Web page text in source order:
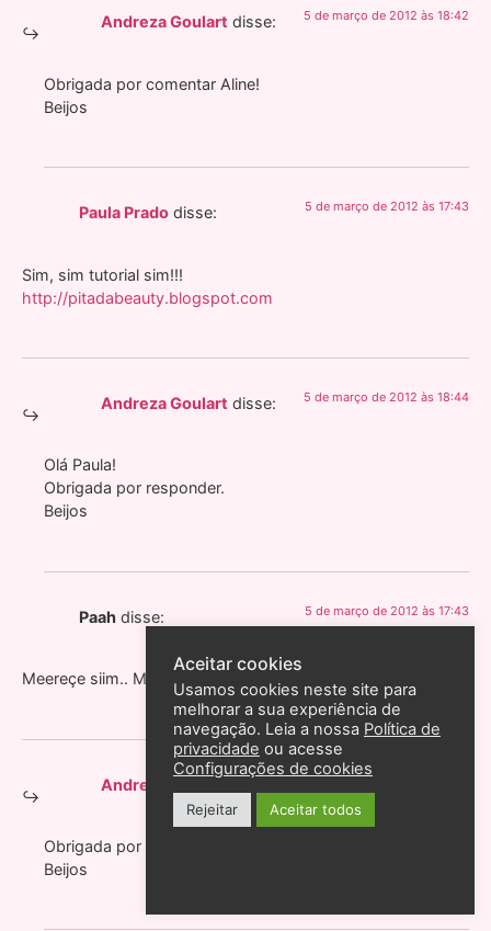
Andreza Goulart disse: 5 de março de 2012 às 18:42
Obrigada por comentar Aline!
Beijos
Paula Prado disse: 5 de março de 2012 às 17:43
Sim, sim tutorial sim!!!
http://pitadabeauty.blogspot.com
Andreza Goulart disse: 5 de março de 2012 às 18:44
Olá Paula!
Obrigada por responder.
Beijos
Paah disse: 5 de março de 2012 às 17:43
Meereçe siim.. Make liinda, adoooro vc!! =D
Andreza Goulart 5 de março de 2012 às 18:45
Obrigada por responder.
Beijos
Aceitar cookies
Usamos cookies neste site para
melhorar a sua experiência de
navegação. Leia a nossa Política de
privacidade ou acesse
Configurações de cookies
Rejeitar Aceitar todos